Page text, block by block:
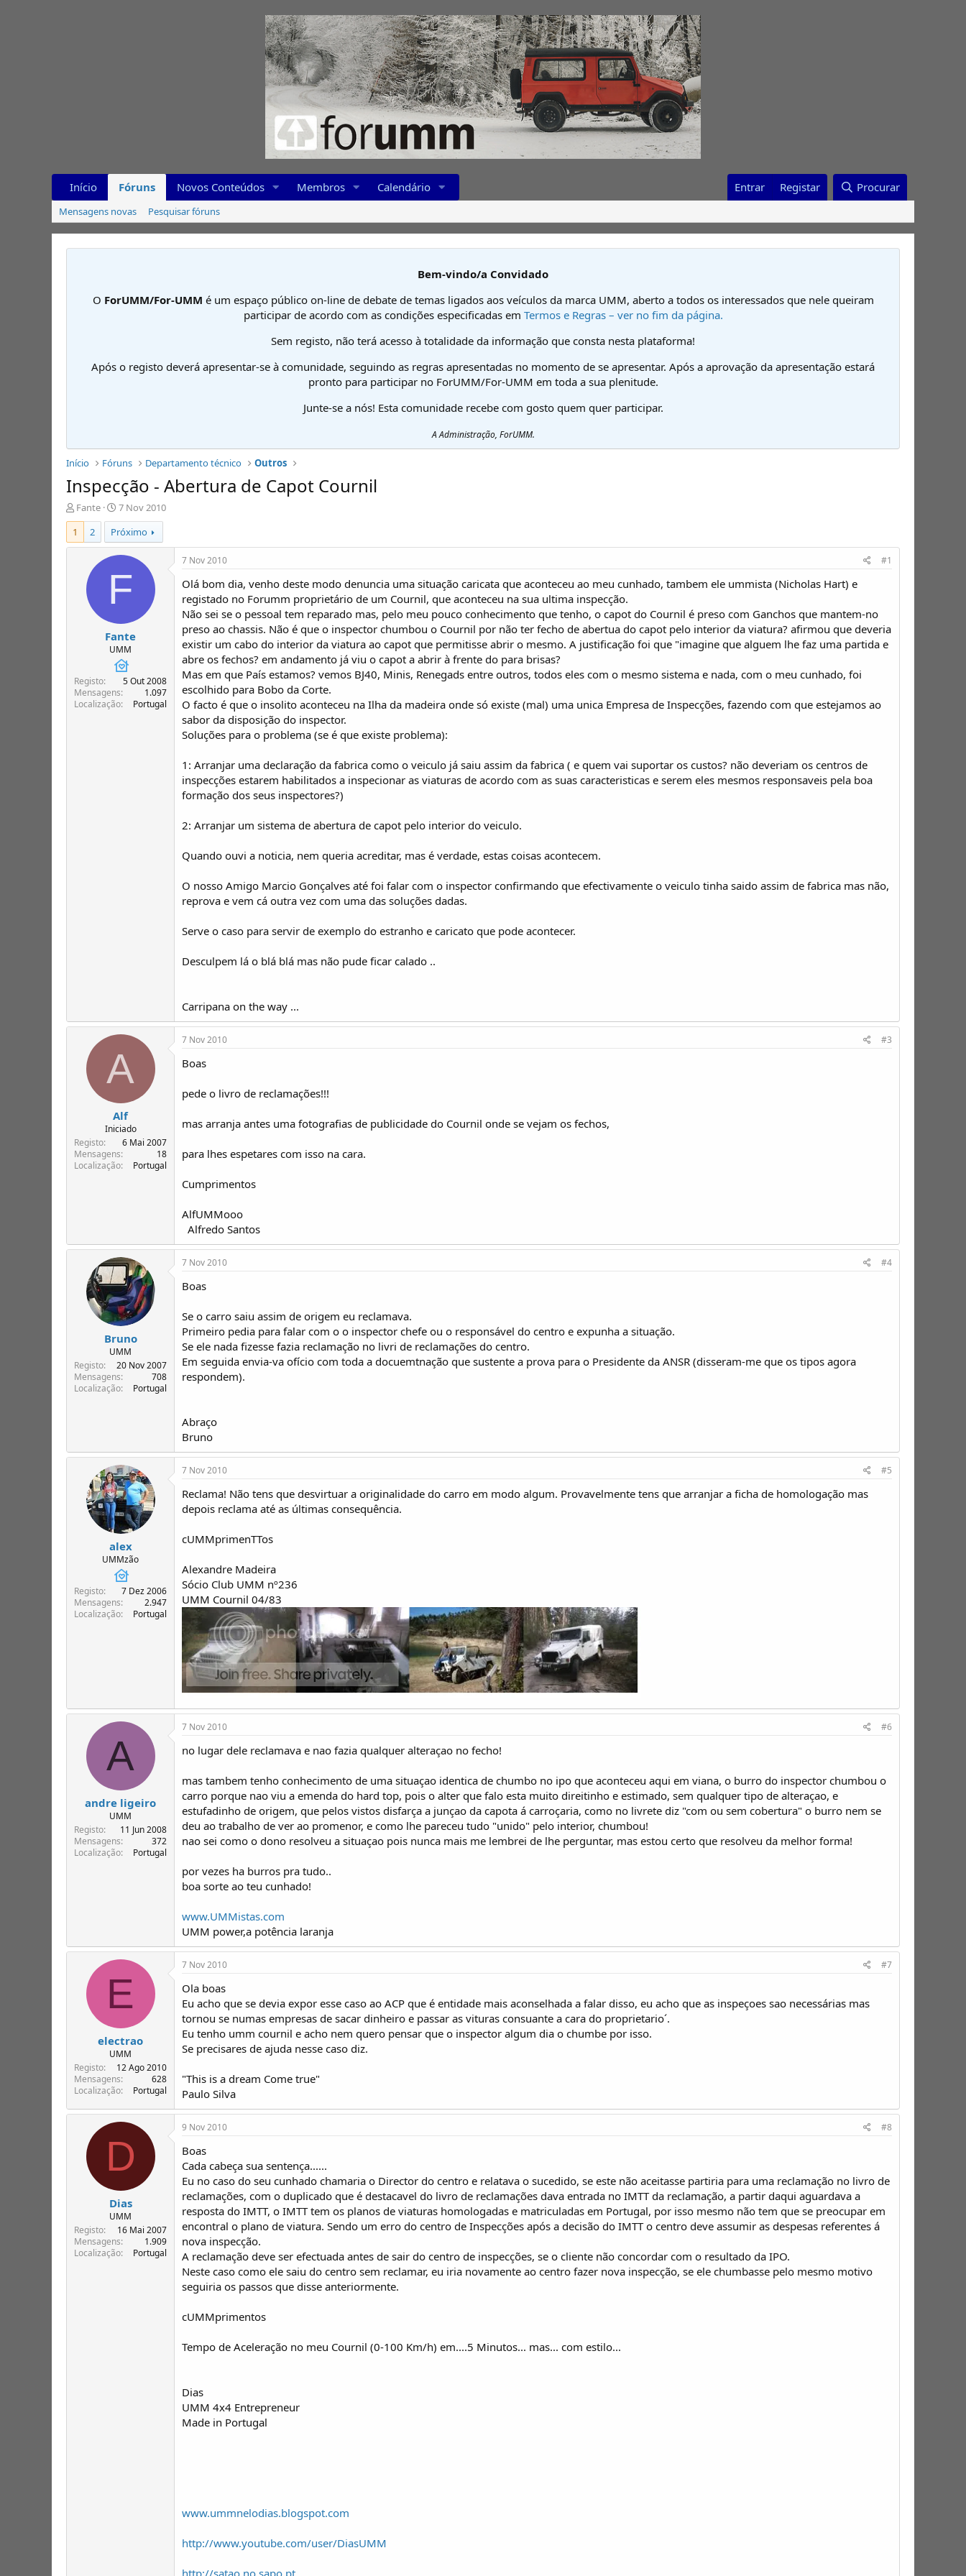
Início Fóruns Novos Conteúdos Membros Calendário Entrar Registar Procurar
Mensagens novas Pesquisar fóruns
Bem-vindo/a Convidado
O ForUMM/For-UMM é um espaço público on-line de debate de temas ligados aos veículos da marca UMM, aberto a todos os interessados que nele queiram
participar de acordo com as condições especificadas em Termos e Regras – ver no fim da página.
Sem registo, não terá acesso à totalidade da informação que consta nesta plataforma!
Após o registo deverá apresentar-se à comunidade, seguindo as regras apresentadas no momento de se apresentar. Após a aprovação da apresentação estará
pronto para participar no ForUMM/For-UMM em toda a sua plenitude.
Junte-se a nós! Esta comunidade recebe com gosto quem quer participar.
A Administração, ForUMM.
Início Fóruns Departamento técnico Outros
Inspecção - Abertura de Capot Cournil
I
n
i
c
p
i
c
Fante
D
a
t
a
d
c
i
o
7 Nov 2010
1
2 Próximo
F
Fante
UMM
Registo
5 Out 2008
Mensagens
1.097
Localização
Portugal
7 Nov 2010 #1
Olá bom dia, venho deste modo denuncia uma situação caricata que aconteceu ao meu cunhado, tambem ele ummista (Nicholas Hart) e
registado no Forumm proprietário de um Cournil, que aconteceu na sua ultima inspecção.
Não sei se o pessoal tem reparado mas, pelo meu pouco conhecimento que tenho, o capot do Cournil é preso com Ganchos que mantem-no
preso ao chassis. Não é que o inspector chumbou o Cournil por não ter fecho de abertua do capot pelo interior da viatura? afirmou que deveria
existir um cabo do interior da viatura ao capot que permitisse abrir o mesmo. A justificação foi que "imagine que alguem lhe faz uma partida e
abre os fechos? em andamento já viu o capot a abrir à frente do para brisas?
Mas em que País estamos? vemos BJ40, Minis, Renegads entre outros, todos eles com o mesmo sistema e nada, com o meu cunhado, foi
escolhido para Bobo da Corte.
O facto é que o insolito aconteceu na Ilha da madeira onde só existe (mal) uma unica Empresa de Inspecções, fazendo com que estejamos ao
sabor da disposição do inspector.
Soluções para o problema (se é que existe problema):
1: Arranjar uma declaração da fabrica como o veiculo já saiu assim da fabrica ( e quem vai suportar os custos? não deveriam os centros de
inspecções estarem habilitados a inspecionar as viaturas de acordo com as suas caracteristicas e serem eles mesmos responsaveis pela boa
formação dos seus inspectores?)
2: Arranjar um sistema de abertura de capot pelo interior do veiculo.
Quando ouvi a noticia, nem queria acreditar, mas é verdade, estas coisas acontecem.
O nosso Amigo Marcio Gonçalves até foi falar com o inspector confirmando que efectivamente o veiculo tinha saido assim de fabrica mas não,
reprova e vem cá outra vez com uma das soluções dadas.
Serve o caso para servir de exemplo do estranho e caricato que pode acontecer.
Desculpem lá o blá blá mas não pude ficar calado ..
Carripana on the way ...
A
Alf
Iniciado
Registo
6 Mai 2007
Mensagens
18
Localização
Portugal
7 Nov 2010 #3
Boas
pede o livro de reclamações!!!
mas arranja antes uma fotografias de publicidade do Cournil onde se vejam os fechos,
para lhes espetares com isso na cara.
Cumprimentos
AlfUMMooo
Alfredo Santos
Bruno
UMM
Registo
20 Nov 2007
Mensagens
708
Localização
Portugal
7 Nov 2010 #4
Boas
Se o carro saiu assim de origem eu reclamava.
Primeiro pedia para falar com o o inspector chefe ou o responsável do centro e expunha a situação.
Se ele nada fizesse fazia reclamação no livri de reclamações do centro.
Em seguida envia-va ofício com toda a docuemtnação que sustente a prova para o Presidente da ANSR (disseram-me que os tipos agora
respondem).
Abraço
Bruno
alex
UMMzão
Registo
7 Dez 2006
Mensagens
2.947
Localização
Portugal
7 Nov 2010 #5
Reclama! Não tens que desvirtuar a originalidade do carro em modo algum. Provavelmente tens que arranjar a ficha de homologação mas
depois reclama até as últimas consequência.
cUMMprimenTTos
Alexandre Madeira
Sócio Club UMM nº236
UMM Cournil 04/83
A
andre ligeiro
UMM
Registo
11 Jun 2008
Mensagens
372
Localização
Portugal
7 Nov 2010 #6
no lugar dele reclamava e nao fazia qualquer alteraçao no fecho!
mas tambem tenho conhecimento de uma situaçao identica de chumbo no ipo que aconteceu aqui em viana, o burro do inspector chumbou o
carro porque nao viu a emenda do hard top, pois o alter que falo esta muito direitinho e estimado, sem qualquer tipo de alteraçao, e
estufadinho de origem, que pelos vistos disfarça a junçao da capota á carroçaria, como no livrete diz "com ou sem cobertura" o burro nem se
deu ao trabalho de ver ao promenor, e como lhe pareceu tudo "unido" pelo interior, chumbou!
nao sei como o dono resolveu a situaçao pois nunca mais me lembrei de lhe perguntar, mas estou certo que resolveu da melhor forma!
por vezes ha burros pra tudo..
boa sorte ao teu cunhado!
www.UMMistas.com
UMM power,a potência laranja
E
electrao
UMM
Registo
12 Ago 2010
Mensagens
628
Localização
Portugal
7 Nov 2010 #7
Ola boas
Eu acho que se devia expor esse caso ao ACP que é entidade mais aconselhada a falar disso, eu acho que as inspeçoes sao necessárias mas
tornou se numas empresas de sacar dinheiro e passar as vituras consuante a cara do proprietario´.
Eu tenho umm cournil e acho nem quero pensar que o inspector algum dia o chumbe por isso.
Se precisares de ajuda nesse caso diz.
"This is a dream Come true"
Paulo Silva
D
Dias
UMM
Registo
16 Mai 2007
Mensagens
1.909
Localização
Portugal
9 Nov 2010 #8
Boas
Cada cabeça sua sentença......
Eu no caso do seu cunhado chamaria o Director do centro e relatava o sucedido, se este não aceitasse partiria para uma reclamação no livro de
reclamações, com o duplicado que é destacavel do livro de reclamações dava entrada no IMTT da reclamação, a partir daqui aguardava a
resposta do IMTT, o IMTT tem os planos de viaturas homologadas e matriculadas em Portugal, por isso mesmo não tem que se preocupar em
encontral o plano de viatura. Sendo um erro do centro de Inspecções após a decisão do IMTT o centro deve assumir as despesas referentes á
nova inspecção.
A reclamação deve ser efectuada antes de sair do centro de inspecções, se o cliente não concordar com o resultado da IPO.
Neste caso como ele saiu do centro sem reclamar, eu iria novamente ao centro fazer nova inspecção, se ele chumbasse pelo mesmo motivo
seguiria os passos que disse anteriormente.
cUMMprimentos
Tempo de Aceleração no meu Cournil (0-100 Km/h) em....5 Minutos... mas... com estilo...
Dias
UMM 4x4 Entrepreneur
Made in Portugal
www.ummnelodias.blogspot.com
http://www.youtube.com/user/DiasUMM
http://satao.no.sapo.pt